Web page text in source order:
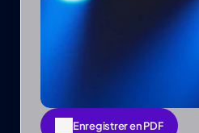
Enregistrer en PDF